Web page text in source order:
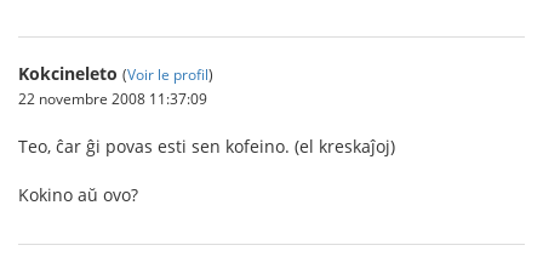
Kokcineleto (Voir le profil)
22 novembre 2008 11:37:09
Teo, ĉar ĝi povas esti sen kofeino. (el kreskaĵoj)
Kokino aŭ ovo?